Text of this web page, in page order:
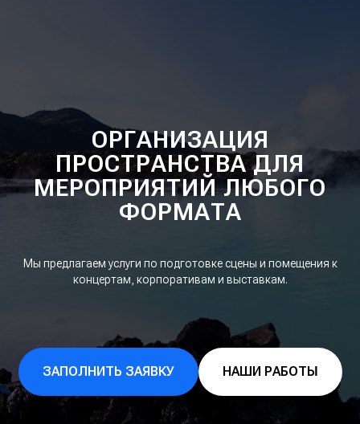
ОРГАНИЗАЦИЯ
ПРОСТРАНСТВА ДЛЯ
МЕРОПРИЯТИЙ ЛЮБОГО
ФОРМАТА
Мы предлагаем услуги по подготовке сцены и помещения к
концертам, корпоративам и выставкам.
ЗАПОЛНИТЬ ЗАЯВКУ НАШИ РАБОТЫ